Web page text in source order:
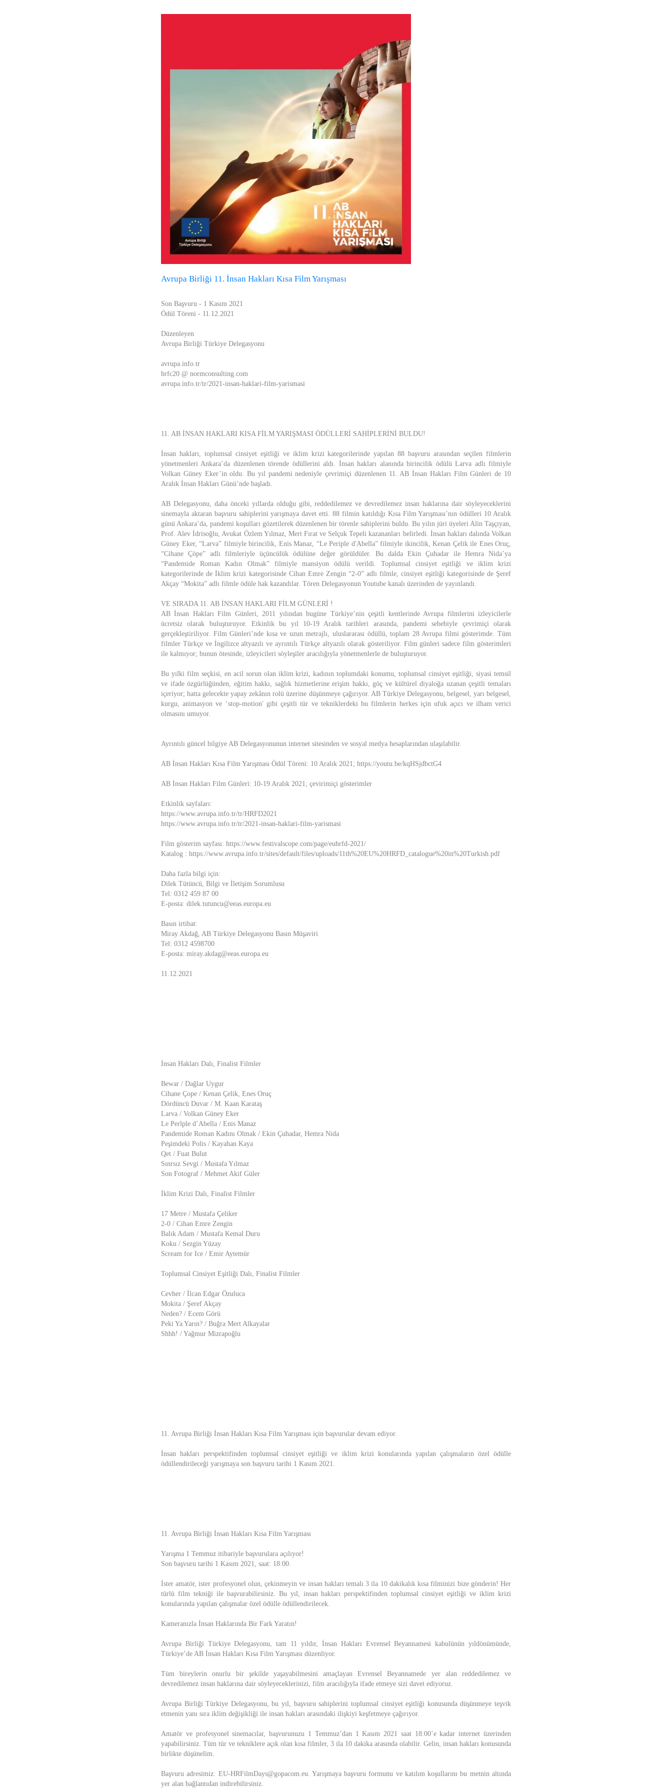
Avrupa Birliği 11. İnsan Hakları Kısa Film Yarışması
Son Başvuru - 1 Kasım 2021
Ödül Töreni - 11.12.2021
Düzenleyen
Avrupa Birliği Türkiye Delegasyonu
avrupa.info.tr
hrfc20 @ normconsulting.com
avrupa.info.tr/tr/2021-insan-haklari-film-yarismasi
11. AB İNSAN HAKLARI KISA FİLM YARIŞMASI ÖDÜLLERİ SAHİPLERİNİ BULDU!
İnsan hakları, toplumsal cinsiyet eşitliği ve iklim krizi kategorilerinde yapılan 88 başvuru arasından seçilen filmlerin
yönetmenleri Ankara’da düzenlenen törende ödüllerini aldı. İnsan hakları alanında birincilik ödülü Larva adlı filmiyle
Volkan Güney Eker’in oldu. Bu yıl pandemi nedeniyle çevrimiçi düzenlenen 11. AB İnsan Hakları Film Günleri de 10
Aralık İnsan Hakları Günü’nde başladı.
AB Delegasyonu, daha önceki yıllarda olduğu gibi, reddedilemez ve devredilemez insan haklarına dair söyleyeceklerini
sinemayla aktaran başvuru sahiplerini yarışmaya davet etti. 88 filmin katıldığı Kısa Film Yarışması’nın ödülleri 10 Aralık
günü Ankara’da, pandemi koşulları gözetilerek düzenlenen bir törenle sahiplerini buldu. Bu yılın jüri üyeleri Alin Taşçıyan,
Prof. Alev İdrisoğlu, Avukat Özlem Yılmaz, Mert Fırat ve Selçuk Tepeli kazananları belirledi. İnsan hakları dalında Volkan
Güney Eker, “Larva” filmiyle birincilik, Enis Manaz, “Le Periple d'Abella” filmiyle ikincilik, Kenan Çelik ile Enes Oruç,
“Cihane Çöpe” adlı filmleriyle üçüncülük ödülüne değer görüldüler. Bu dalda Ekin Çuhadar ile Hemra Nida’ya
“Pandemide Roman Kadın Olmak” filmiyle mansiyon ödülü verildi. Toplumsal cinsiyet eşitliği ve iklim krizi
kategorilerinde de İklim krizi kategorisinde Cihan Emre Zengin “2-0” adlı filmle, cinsiyet eşitliği kategorisinde de Şeref
Akçay “Mokita” adlı filmle ödüle hak kazandılar. Tören Delegasyonun Youtube kanalı üzerinden de yayınlandı.
VE SIRADA 11. AB İNSAN HAKLARI FİLM GÜNLERİ !
AB İnsan Hakları Film Günleri, 2011 yılından bugüne Türkiye’nin çeşitli kentlerinde Avrupa filmlerini izleyicilerle
ücretsiz olarak buluşturuyor. Etkinlik bu yıl 10-19 Aralık tarihleri arasında, pandemi sebebiyle çevrimiçi olarak
gerçekleştiriliyor. Film Günleri’nde kısa ve uzun metrajlı, uluslararası ödüllü, toplam 28 Avrupa filmi gösterimde. Tüm
filmler Türkçe ve İngilizce altyazılı ve ayrıntılı Türkçe altyazılı olarak gösteriliyor. Film günleri sadece film gösterimleri
ile kalmıyor; bunun ötesinde, izleyicileri söyleşiler aracılığıyla yönetmenlerle de buluşturuyor.
Bu yılki film seçkisi, en acil sorun olan iklim krizi, kadının toplumdaki konumu, toplumsal cinsiyet eşitliği, siyasi temsil
ve ifade özgürlüğünden, eğitim hakkı, sağlık hizmetlerine erişim hakkı, göç ve kültürel diyaloğa uzanan çeşitli temaları
içeriyor; hatta gelecekte yapay zekânın rolü üzerine düşünmeye çağırıyor. AB Türkiye Delegasyonu, belgesel, yarı belgesel,
kurgu, animasyon ve ‘stop-motion' gibi çeşitli tür ve tekniklerdeki bu filmlerin herkes için ufuk açıcı ve ilham verici
olmasını umuyor.
Ayrıntılı güncel bilgiye AB Delegasyonunun internet sitesinden ve sosyal medya hesaplarından ulaşılabilir.
AB İnsan Hakları Kısa Film Yarışması Ödül Töreni: 10 Aralık 2021; https://youtu.be/kqHSjdbctG4
AB İnsan Hakları Film Günleri: 10-19 Aralık 2021; çevirimiçi gösterimler
Etkinlik sayfaları:
https://www.avrupa.info.tr/tr/HRFD2021
https://www.avrupa.info.tr/tr/2021-insan-haklari-film-yarismasi
Film gösterim sayfası: https://www.festivalscope.com/page/euhrfd-2021/
Katalog : https://www.avrupa.info.tr/sites/default/files/uploads/11th%20EU%20HRFD_catalogue%20in%20Turkish.pdf
Daha fazla bilgi için:
Dilek Tütüncü, Bilgi ve İletişim Sorumlusu
Tel: 0312 459 87 00
E-posta: dilek.tutuncu@eeas.europa.eu
Basın irtibat:
Miray Akdağ, AB Türkiye Delegasyonu Basın Müşaviri
Tel: 0312 4598700
E-posta: miray.akdag@eeas.europa.eu
11.12.2021
İnsan Hakları Dalı, Finalist Filmler
Bewar / Dağlar Uygur
Cihane Çope / Kenan Çelik, Enes Oruç
Dördüncü Duvar / M. Kaan Karataş
Larva / Volkan Güney Eker
Le Perlple d’Abella / Enis Manaz
Pandemide Roman Kadını Olmak / Ekin Çuhadar, Hemra Nida
Peşimdeki Polis / Kayahan Kaya
Qet / Fuat Bulut
Sınrsız Sevgi / Mustafa Yılmaz
Son Fotograf / Mehmet Akif Güler
İklim Krizi Dalı, Finalist Filmler
17 Metre / Mustafa Çeliker
2-0 / Cihan Emre Zengin
Balık Adam / Mustafa Kemal Duru
Koku / Sezgin Yüzay
Scream for Ice / Emir Aytemür
Toplumsal Cinsiyet Eşitliği Dalı, Finalist Filmler
Cevher / İlcan Edgar Özuluca
Mokita / Şeref Akçay
Neden? / Ecem Görü
Peki Ya Yarın? / Buğra Mert Alkayalar
Shhh! / Yağmur Mizrapoğlu
11. Avrupa Birliği İnsan Hakları Kısa Film Yarışması için başvurular devam ediyor.
İnsan hakları perspektifinden toplumsal cinsiyet eşitliği ve iklim krizi konularında yapılan çalışmaların özel ödülle
ödüllendirileceği yarışmaya son başvuru tarihi 1 Kasım 2021.
11. Avrupa Birliği İnsan Hakları Kısa Film Yarışması
Yarışma 1 Temmuz itibariyle başvurulara açılıyor!
Son başvuru tarihi 1 Kasım 2021, saat: 18:00.
İster amatör, ister profesyonel olun, çekinmeyin ve insan hakları temalı 3 ila 10 dakikalık kısa filminizi bize gönderin! Her
türlü film tekniği ile başvurabilirsiniz. Bu yıl, insan hakları perspektifinden toplumsal cinsiyet eşitliği ve iklim krizi
konularında yapılan çalışmalar özel ödülle ödüllendirilecek.
Kameranızla İnsan Haklarında Bir Fark Yaratın!
Avrupa Birliği Türkiye Delegasyonu, tam 11 yıldır, İnsan Hakları Evrensel Beyannamesi kabulünün yıldönümünde,
Türkiye’de AB İnsan Hakları Kısa Film Yarışması düzenliyor.
Tüm bireylerin onurlu bir şekilde yaşayabilmesini amaçlayan Evrensel Beyannamede yer alan reddedilemez ve
devredilemez insan haklarına dair söyleyeceklerinizi, film aracılığıyla ifade etmeye sizi davet ediyoruz.
Avrupa Birliği Türkiye Delegasyonu, bu yıl, başvuru sahiplerini toplumsal cinsiyet eşitliği konusunda düşünmeye teşvik
etmenin yanı sıra iklim değişikliği ile insan hakları arasındaki ilişkiyi keşfetmeye çağırıyor.
Amatör ve profesyonel sinemacılar, başvurunuzu 1 Temmuz’dan 1 Kasım 2021 saat 18:00’e kadar internet üzerinden
yapabilirsiniz. Tüm tür ve tekniklere açık olan kısa filmler, 3 ila 10 dakika arasında olabilir. Gelin, insan hakları konusunda
birlikte düşünelim.
Başvuru adresimiz: EU-HRFilmDays@gopacom.eu. Yarışmaya başvuru formunu ve katılım koşullarını bu metnin altında
yer alan bağlantıdan indirebilirsiniz.